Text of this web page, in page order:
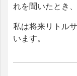
れを聞いたとき
私は将来リトル
います。